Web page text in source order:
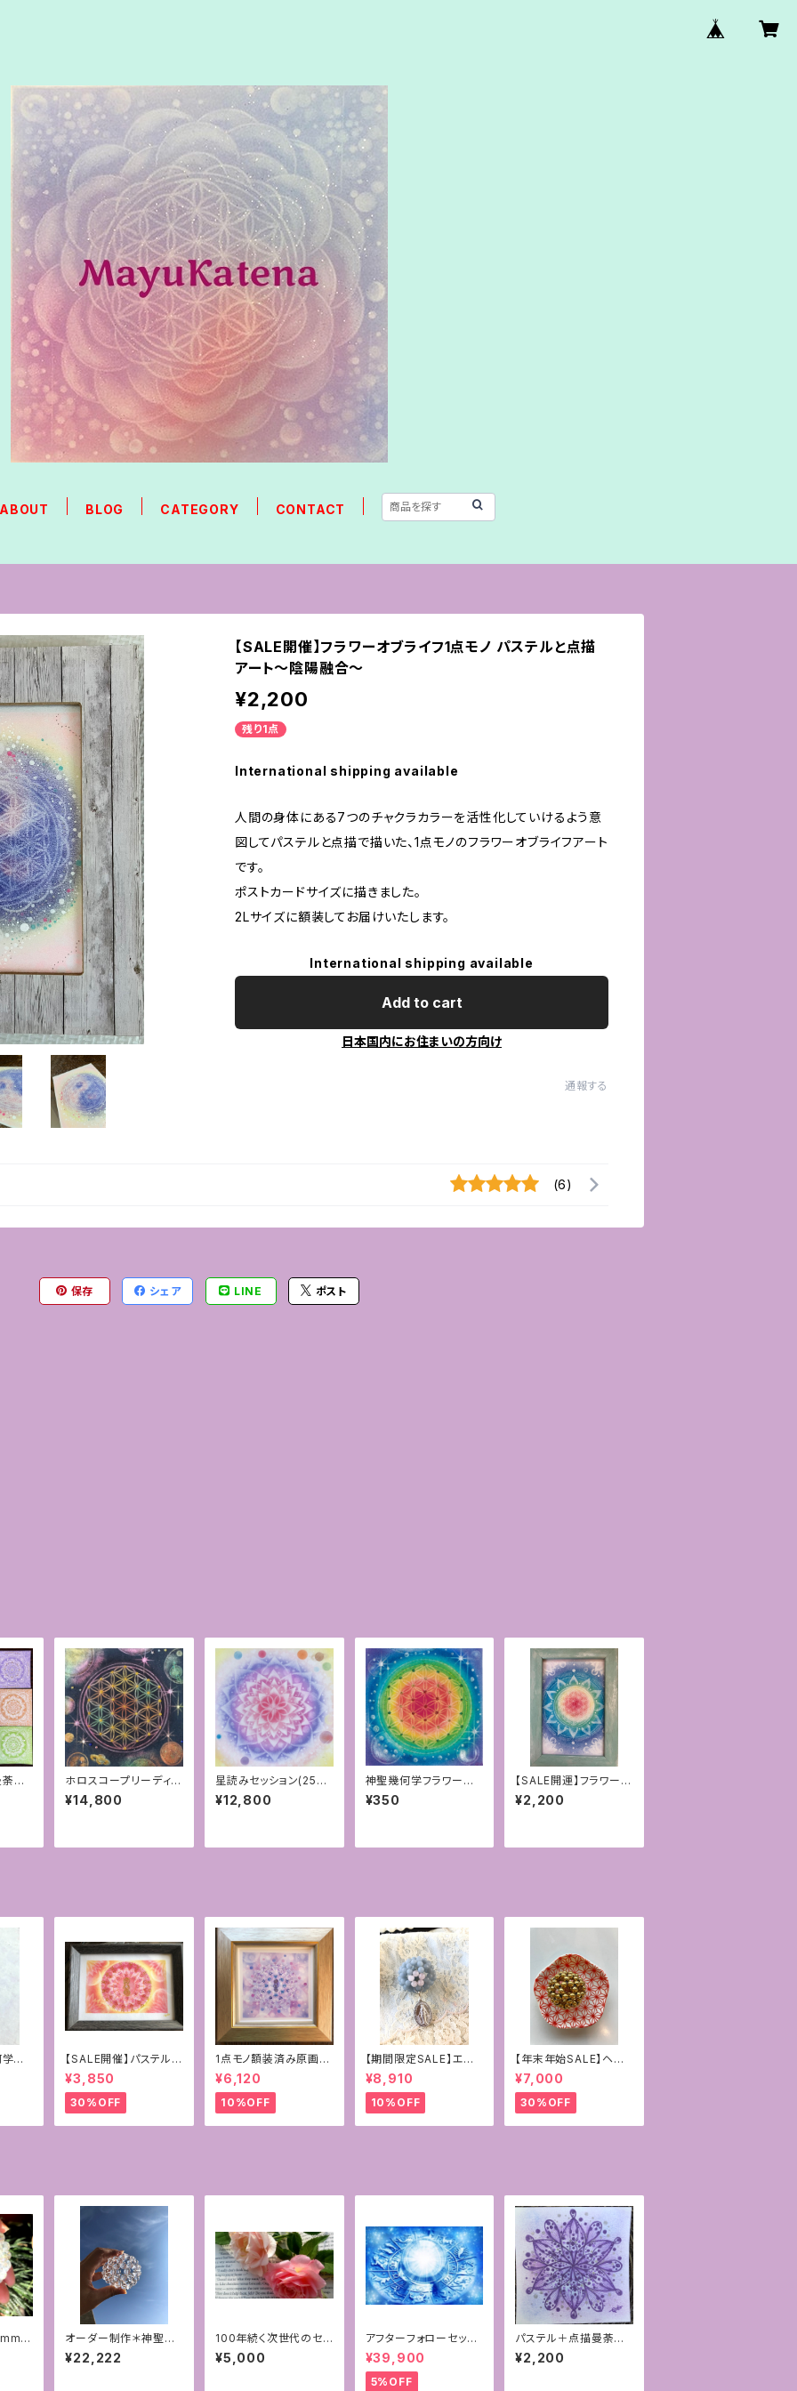
BLOG CATEGORY CONTACT
【SALE開催】フラワーオブライフ1点モノ パステルと点描
アート〜陰陽融合〜
¥2,200
残り1点
International shipping available
人間の身体にある7つのチャクラカラーを活性化していけるよう意
図してパステルと点描で描いた、1点モノのフラワーオブライフアート
です。
ポストカードサイズに描きました。
2Lサイズに額装してお届けいたします。
International shipping available
Add to cart
日本国内にお住まいの方向け
通報する
(6)
保存 シェア LINE ポスト
羅
ホロスコープリーディン
グ(星読み)25分付きオ
リジナルフラワーオブラ
¥14,800
星読みセッション(25分)
付きオリジナルホロスコ
ープマンダラアート
¥12,800
神聖幾何学フラワーオ
ブライフ＊キラキラ加工
ポストカード[チャクラカ
¥350
【SALE開運】フラワーオ
ブライフアート原画 1点
モノ〜チャクラ〜
¥2,200
フラ
【SALE開催】パステルマ
ンダラ+フトマニ図アー
ト〜新生〜
¥3,850
30%OFF
1点モノ額装済み原画＊
神聖幾何学フラワーオ
ブライフ＋フトマニ図ア
ート[覚醒]
¥6,120
10%OFF
【期間限定SALE】エン
ジェライト&ローズクォ
ーツ4mmフラーレン
+マリア様の奇跡のメダ
イ
¥8,910
10%OFF
【年末年始SALE】ヘマ
タイト ゴールドコーティ
ング
¥7,000
30%OFF
】
オーダー制作＊神聖幾
何学フラーレン12mm
AAA水晶
¥22,222
100年続く次世代のセラ
ピー♡アロマハンドFA
B®︎対面セラピー[福
¥5,000
アフターフォローセッシ
ョン&サポート付☆あな
たの星と対話する占星
術〜スターダイアログ®︎
¥39,900
5%OFF
パステル＋点描曼荼羅
ミニアート
¥2,200